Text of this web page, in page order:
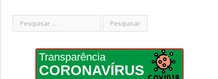
Transparência
CORONAVÍRUS